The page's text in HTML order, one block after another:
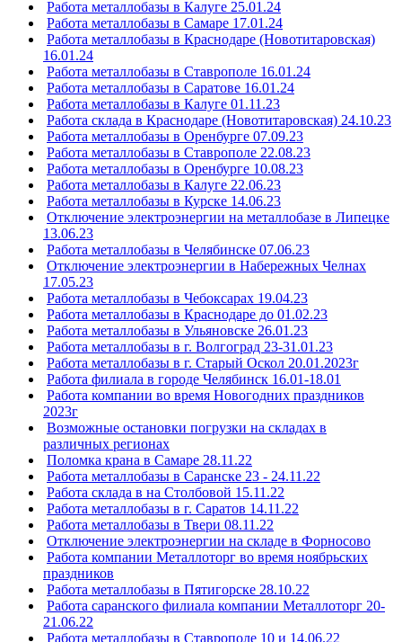
Работа металлобазы в Калуге 25.01.24
Работа металлобазы в Самаре 17.01.24
Работа металлобазы в Краснодаре (Новотитаровская)
16.01.24
Работа металлобазы в Ставрополе 16.01.24
Работа металлобазы в Саратове 16.01.24
Работа металлобазы в Калуге 01.11.23
Работа склада в Краснодаре (Новотитаровская) 24.10.23
Работа металлобазы в Оренбурге 07.09.23
Работа металлобазы в Ставрополе 22.08.23
Работа металлобазы в Оренбурге 10.08.23
Работа металлобазы в Калуге 22.06.23
Работа металлобазы в Курске 14.06.23
Отключение электроэнергии на металлобазе в Липецке
13.06.23
Работа металлобазы в Челябинске 07.06.23
Отключение электроэнергии в Набережных Челнах
17.05.23
Работа металлобазы в Чебоксарах 19.04.23
Работа металлобазы в Краснодаре до 01.02.23
Работа металлобазы в Ульяновске 26.01.23
Работа металлобазы в г. Волгоград 23-31.01.23
Работа металлобазы в г. Старый Оскол 20.01.2023г
Работа филиала в городе Челябинск 16.01-18.01
Работа компании во время Новогодних праздников
2023г
Возможные остановки погрузки на складах в
различных регионах
Поломка крана в Самаре 28.11.22
Работа металлобазы в Саранске 23 - 24.11.22
Работа склада в на Столбовой 15.11.22
Работа металлобазы в г. Саратов 14.11.22
Работа металлобазы в Твери 08.11.22
Отключение электроэнергии на складе в Форносово
Работа компании Металлоторг во время ноябрьских
праздников
Работа металлобазы в Пятигорске 28.10.22
Работа саранского филиала компании Металлоторг 20-
21.06.22
Работа металлобазы в Ставрополе 10 и 14.06.22